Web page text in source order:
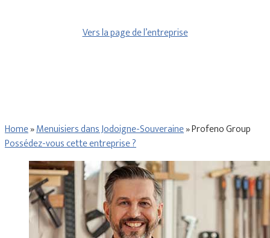
Vers la page de l’entreprise
Home»Menuisiers dans Jodoigne-Souveraine»Profeno Group
Possédez-vous cette entreprise ?